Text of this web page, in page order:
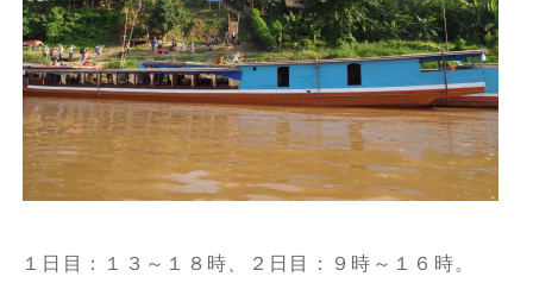
１日目：１３～１８時、２日目：９時～１６時。